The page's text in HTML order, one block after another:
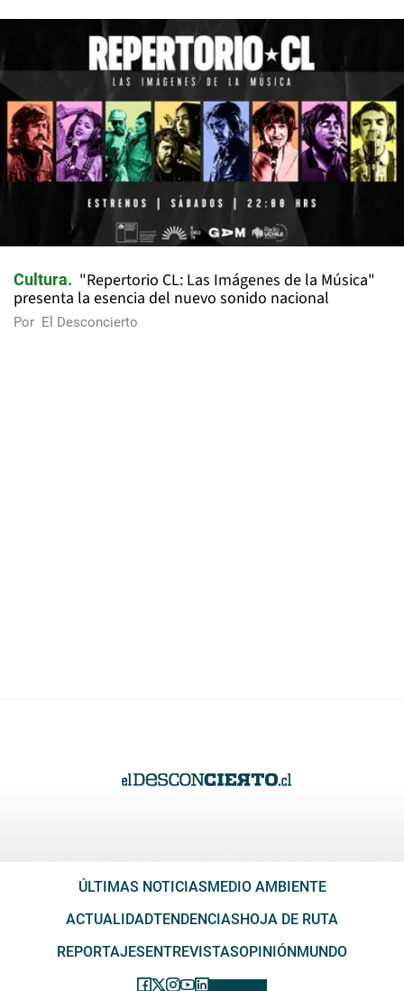
Cultura
"Repertorio CL: Las Imágenes de la Música"
presenta la esencia del nuevo sonido nacional
Por El Desconcierto
ÚLTIMAS NOTICIAS MEDIO AMBIENTE
ACTUALIDADTENDENCIAS HOJA DE RUTA
REPORTAJES ENTREVISTASOPINIÓN MUNDO